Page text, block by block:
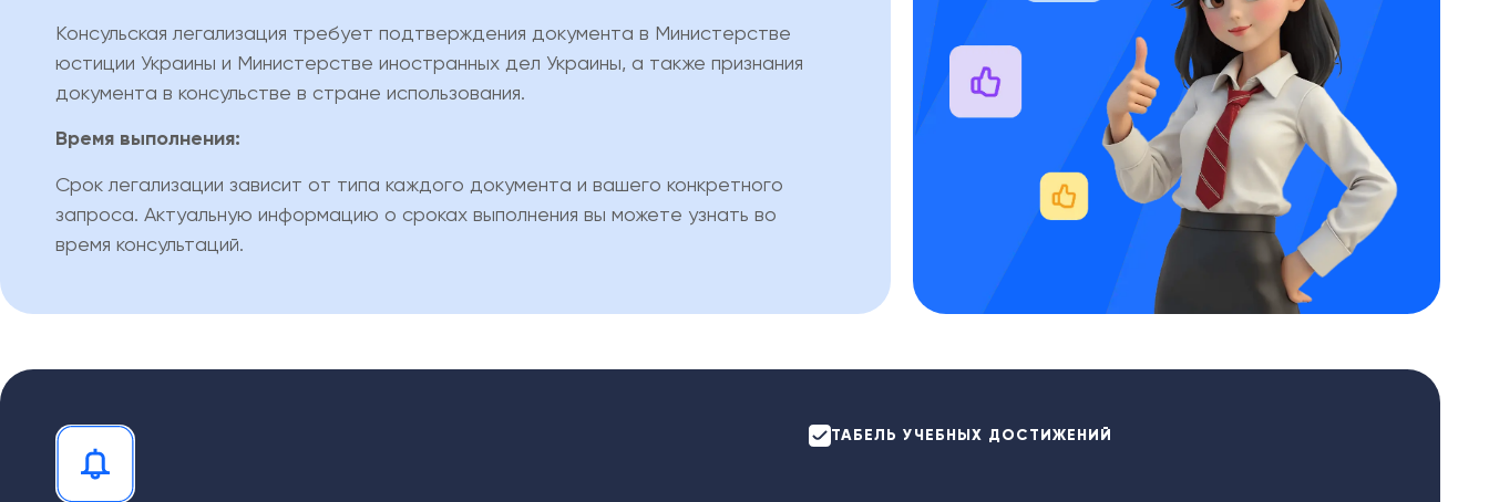
Консульская легализация требует подтверждения документа в Министерстве
юстиции Украины и Министерстве иностранных дел Украины, а также признания
документа в консульстве в стране использования.
Время выполнения:
Срок легализации зависит от типа каждого документа и вашего конкретного
запроса. Актуальную информацию о сроках выполнения вы можете узнать во
время консультаций.
ТАБЕЛЬ УЧЕБНЫХ ДОСТИЖЕНИЙ